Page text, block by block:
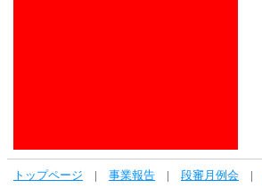
トップページ 事業報告 段審月例会